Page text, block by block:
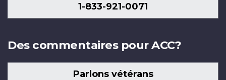
1-833-921-0071
Des commentaires pour ACC?
Parlons vétérans